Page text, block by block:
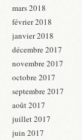
mars 2018
février 2018
janvier 2018
décembre 2017
novembre 2017
octobre 2017
septembre 2017
août 2017
juillet 2017
juin 2017